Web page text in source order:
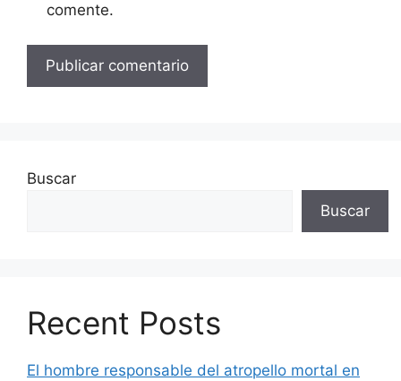
comente.
Buscar
Buscar
Recent Posts
El hombre responsable del atropello mortal en